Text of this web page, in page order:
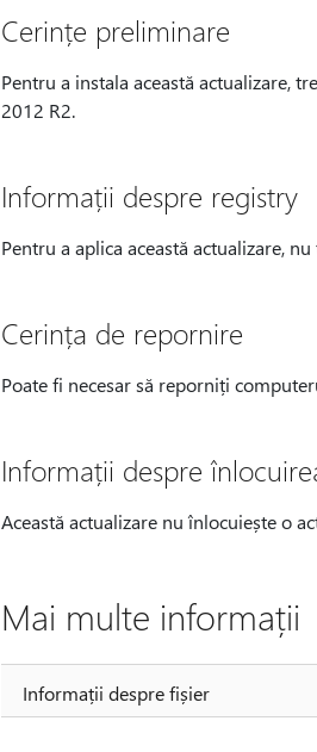
Cerințe preliminare
Pentru a instala această actualizare,
2012 R2.
Informații despre registry
Pentru a aplica această actualizare,
Cerința de repornire
Poate fi necesar să reporniți
Informații despre
Această actualizare nu înlocuiește o
Mai multe informații
Informații despre fișier